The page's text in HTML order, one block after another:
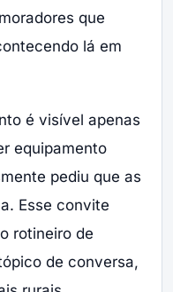
que
lá em
é visível apenas
equipamento
pediu que as
Esse convite
rotineiro de
de conversa,